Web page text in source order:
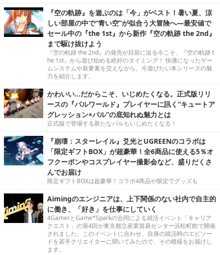
『空の軌跡』を遊ぶのは「今」がベスト！暑い夏、涼
しい部屋の中で“青い空”が似合う大冒険へ―最安値で
セール中の『the 1st』から新作『空の軌跡 the 2nd』
まで駆け抜けよう
『空の軌跡 the 2nd』の発売が目前に迫る今こそ、『空の軌跡 t
he 1st』から遊び始める絶好のタイミング！ 快適になったゲー
ムシステムや新要素を交えながら、今遊びたい本シリーズの魅
力を紹介します。
かわいい…だからこそ、いじめたくなる。正式版リリ
ースの『パルワールド』プレイヤーに訊く“キュートア
グレッション×パル”の底知れぬ魅力とは
正式版で登場する新たなパルもいじめたくなる！
『崩壊：スターレイル』爻光とUGREENのコラボは
「限定ギフトBOX」が超豪華！全6商品に使える5％オ
フクーポンやコスプレイヤー撮影会など、盛りだくさ
んでお届け
限定ギフトBOXは超豪華！コラボ4商品や限定でグッズも
Aimingのエンジニアは、上下関係のない社内で自主的
に働き、「好き」を仕事にしていく
4GamerとGame*Sparkの合同による就活イベント「キャリア
クエスト」の第4回が東京都立産業貿易センター浜松町館で開催
されました。このイベントに合わせ、自身の就活時のエピソー
ドを若手クリエイターに聞いてみたので、その模様をお届けし
ます。